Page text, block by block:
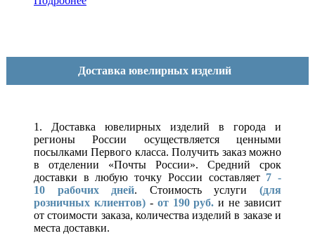
Доставка ювелирных изделий
1. Доставка ювелирных изделий в города и
регионы России осуществляется ценными
посылками Первого класса. Получить заказ можно
в отделении «Почты России». Средний срок
доставки в любую точку России составляет 7 -
10 рабочих дней. Стоимость услуги(для
розничных клиентов)- от 190 руб. и не зависит
от стоимости заказа, количества изделий в заказе и
места доставки.